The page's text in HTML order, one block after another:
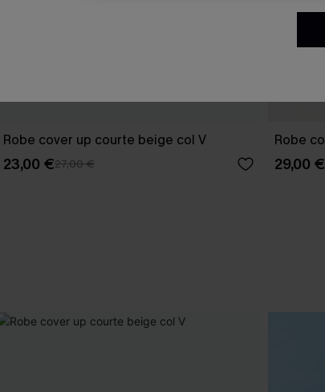
Robe cover up courte beige col V
23,00 €27,00 €
Robe
29,00 €